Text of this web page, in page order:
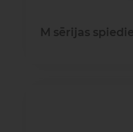
M sērijas